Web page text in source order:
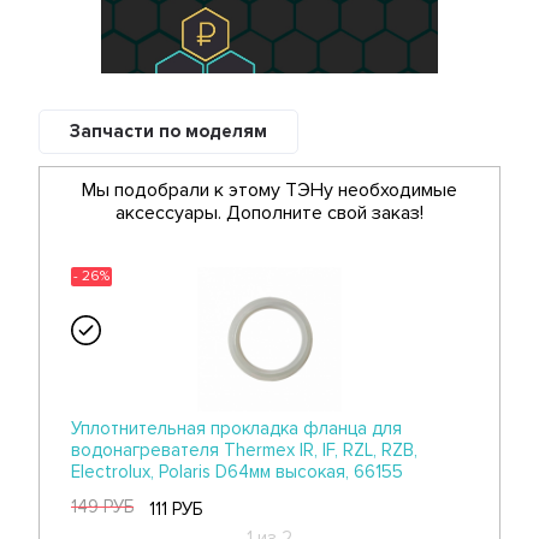
Запчасти по моделям
Мы подобрали к этому ТЭНу необходимые
аксессуары. Дополните свой заказ!
- 26%
Уплотнительная прокладка фланца для
водонагревателя Thermex IR, IF, RZL, RZB,
Electrolux, Polaris D64мм высокая, 66155
149 РУБ
111 РУБ